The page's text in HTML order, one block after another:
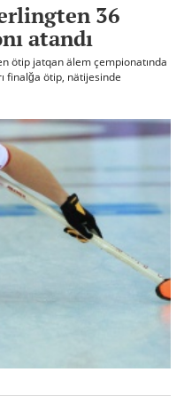
36
atandı
ötip jatqan älem çempionatında
finalğa ötip, nätijesinde